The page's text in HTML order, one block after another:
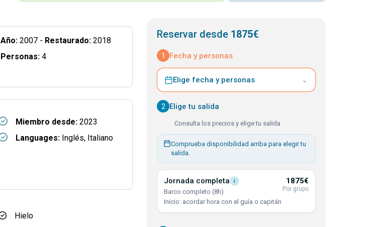
Año:2007 - Restaurado: 2018
Personas:4
Miembro desde:2023
Languages:Inglés, Italiano
Hielo
Reservar desde 1875€
1 Fecha y personas
Elige fecha y personas ⌄
2 Elige tu salida
Consulta los precios y elige tu salida
Comprueba disponibilidad arriba para elegir tu
salida.
Jornada completa i
Barco completo (8h)
Inicio: acordar hora con el guía o capitán
1875€
Por grupo